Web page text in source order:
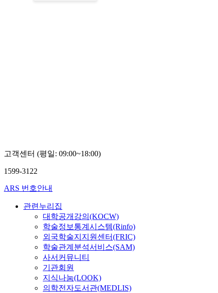
고객센터 (평일: 09:00~18:00)
1599-3122
ARS 번호안내
관련누리집
대학공개강의(KOCW)
학술정보통계시스템(Rinfo)
외국학술지지원센터(FRIC)
학술관계분석서비스(SAM)
사서커뮤니티
기관회원
지식나눔(LOOK)
의학전자도서관(MEDLIS)